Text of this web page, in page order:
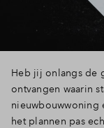
Heb jij onlangs de
ontvangen waarin
nieuwbouwwoning
het plannen pas